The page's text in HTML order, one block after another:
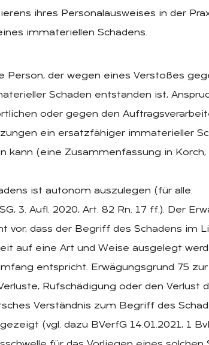
ihres Personalausweises in der
immateriellen Schadens.
Person, der wegen eines Verstoßes
Schaden entstanden ist,
oder gegen den
ein ersatzfähiger immaterieller
kann (eine Zusammenfassung in Korch,
ist autonom auszulegen (für alle:
3. Aufl. 2020, Art. 82 Rn. 17 ff.). Der
vor, dass der Begriff des Schadens im
auf eine Art und Weise ausgelegt
entspricht. Erwägungsgrund 75
Rufschädigung oder den Verlust
Verständnis zum Begriff des
(vgl. dazu BVerfG 14.01.2021, 1